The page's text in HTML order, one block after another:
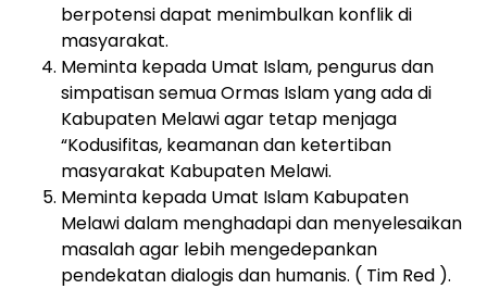
berpotensi dapat menimbulkan konflik di
masyarakat.
Meminta kepada Umat Islam, pengurus dan
simpatisan semua Ormas Islam yang ada di
Kabupaten Melawi agar tetap menjaga
“Kodusifitas, keamanan dan ketertiban
masyarakat Kabupaten Melawi.
Meminta kepada Umat Islam Kabupaten
Melawi dalam menghadapi dan menyelesaikan
masalah agar lebih mengedepankan
pendekatan dialogis dan humanis. ( Tim Red ).